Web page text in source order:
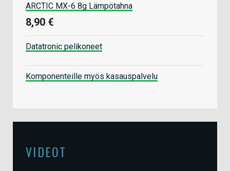
ARCTIC MX-6 8g Lämpötahna
8,90 €
Datatronic pelikoneet
Komponenteille myös kasauspalvelu
VIDEOT